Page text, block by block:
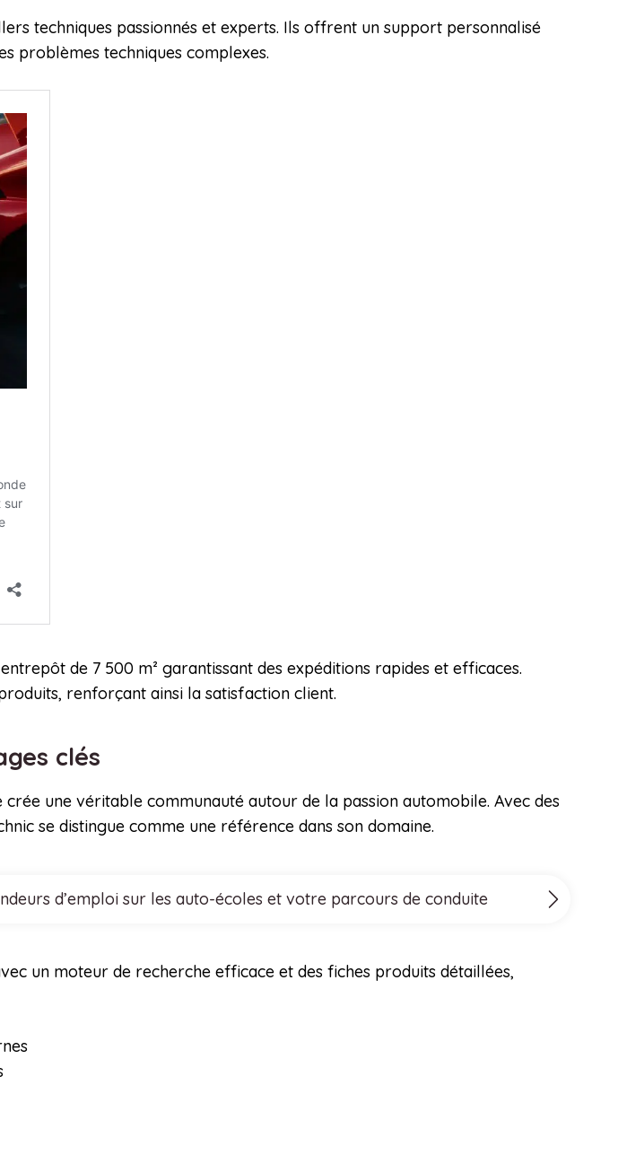
techniques passionnés et experts. Ils offrent un support personnalisé
problèmes techniques complexes.
de 7 500 m² garantissant des expéditions rapides et efficaces.
renforçant ainsi la satisfaction client.
clés
une véritable communauté autour de la passion automobile. Avec des
se distingue comme une référence dans son domaine.
d’emploi sur les auto-écoles et votre parcours de conduite
un moteur de recherche efficace et des fiches produits détaillées,